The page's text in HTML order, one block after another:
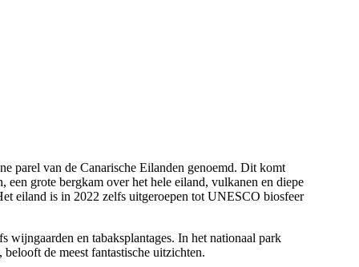
parel van de Canarische Eilanden genoemd. Dit komt
een grote bergkam over het hele eiland, vulkanen en diepe
eiland is in 2022 zelfs uitgeroepen tot UNESCO biosfeer
wijngaarden en tabaksplantages. In het nationaal park
de meest fantastische uitzichten.